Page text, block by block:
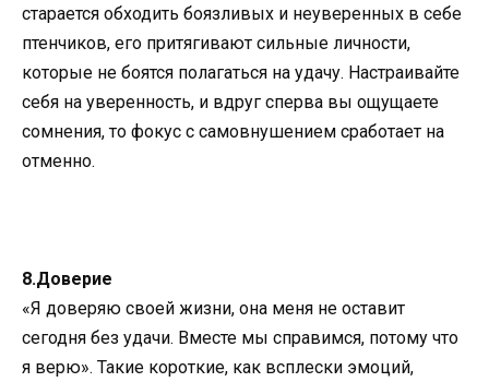
старается обходить боязливых и неуверенных в себе
птенчиков, его притягивают сильные личности,
которые не боятся полагаться на удачу. Настраивайте
себя на уверенность, и вдруг сперва вы ощущаете
сомнения, то фокус с самовнушением сработает на
отменно.
8.Доверие
«Я доверяю своей жизни, она меня не оставит
сегодня без удачи. Вместе мы справимся, потому что
я верю». Такие короткие, как всплески эмоций,